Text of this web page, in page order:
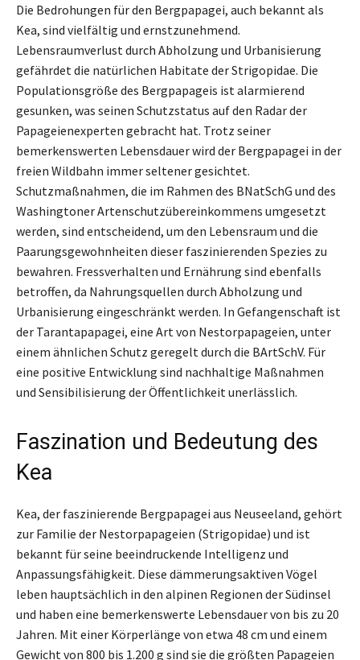
Die Bedrohungen für den Bergpapagei, auch bekannt als
Kea, sind vielfältig und ernstzunehmend.
Lebensraumverlust durch Abholzung und Urbanisierung
gefährdet die natürlichen Habitate der Strigopidae. Die
Populationsgröße des Bergpapageis ist alarmierend
gesunken, was seinen Schutzstatus auf den Radar der
Papageienexperten gebracht hat. Trotz seiner
bemerkenswerten Lebensdauer wird der Bergpapagei in der
freien Wildbahn immer seltener gesichtet.
Schutzmaßnahmen, die im Rahmen des BNatSchG und des
Washingtoner Artenschutzübereinkommens umgesetzt
werden, sind entscheidend, um den Lebensraum und die
Paarungsgewohnheiten dieser faszinierenden Spezies zu
bewahren. Fressverhalten und Ernährung sind ebenfalls
betroffen, da Nahrungsquellen durch Abholzung und
Urbanisierung eingeschränkt werden. In Gefangenschaft ist
der Tarantapapagei, eine Art von Nestorpapageien, unter
einem ähnlichen Schutz geregelt durch die BArtSchV. Für
eine positive Entwicklung sind nachhaltige Maßnahmen
und Sensibilisierung der Öffentlichkeit unerlässlich.
Faszination und Bedeutung des
Kea
Kea, der faszinierende Bergpapagei aus Neuseeland, gehört
zur Familie der Nestorpapageien (Strigopidae) und ist
bekannt für seine beeindruckende Intelligenz und
Anpassungsfähigkeit. Diese dämmerungsaktiven Vögel
leben hauptsächlich in den alpinen Regionen der Südinsel
und haben eine bemerkenswerte Lebensdauer von bis zu 20
Jahren. Mit einer Körperlänge von etwa 48 cm und einem
Gewicht von 800 bis 1.200 g sind sie die größten Papageien